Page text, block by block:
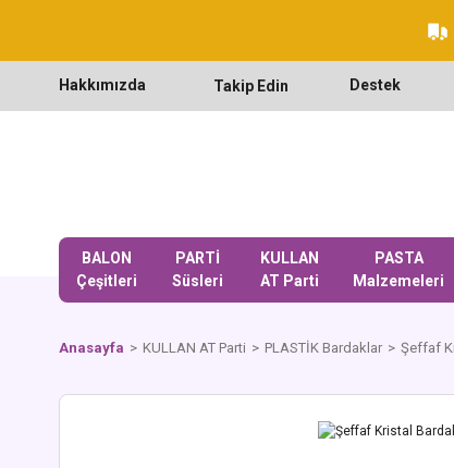
Hakkımızda Takip Edin Destek
BALON
Çeşitleri
PARTİ
Süsleri
KULLAN
AT Parti
PASTA
Malzemeleri
Anasayfa KULLAN AT Parti PLASTİK Bardaklar Şeffaf